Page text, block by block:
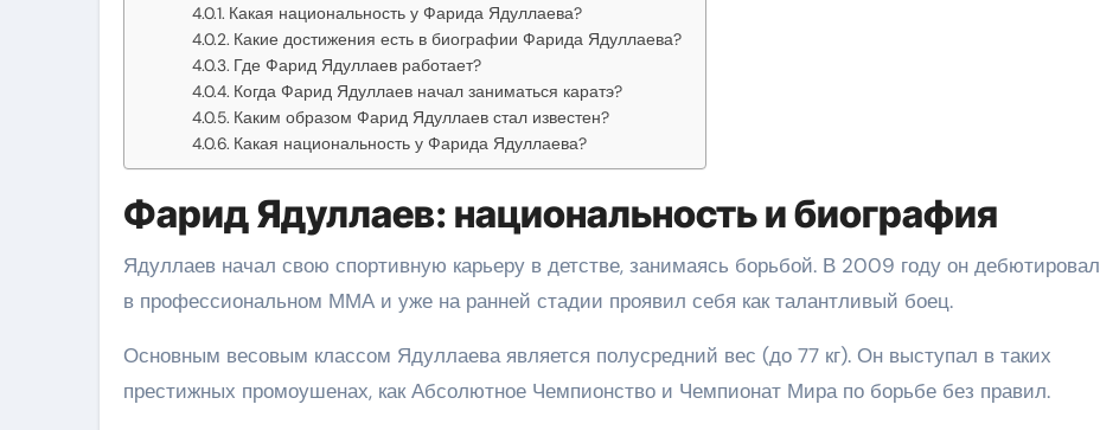
Какая национальность у Фарида Ядуллаева?
Какие достижения есть в биографии Фарида Ядуллаева?
Где Фарид Ядуллаев работает?
Когда Фарид Ядуллаев начал заниматься каратэ?
Каким образом Фарид Ядуллаев стал известен?
Какая национальность у Фарида Ядуллаева?
Фарид Ядуллаев: национальность и биография
Ядуллаев начал свою спортивную карьеру в детстве, занимаясь борьбой. В 2009 году он дебютировал
в профессиональном ММА и уже на ранней стадии проявил себя как талантливый боец.
Основным весовым классом Ядуллаева является полусредний вес (до 77 кг). Он выступал в таких
престижных промоушенах, как Абсолютное Чемпионство и Чемпионат Мира по борьбе без правил.